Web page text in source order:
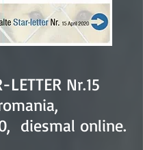
LETTER Nr.15
,
, diesmal online.